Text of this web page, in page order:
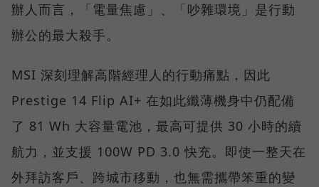
辦人而言，「電量焦慮」、「吵雜環境」是行動
辦公的最大殺手。
MSI 深刻理解高階經理人的行動痛點，因此
Prestige 14 Flip AI+ 在如此纖薄機身中仍配備
了 81 Wh 大容量電池，最高可提供 30 小時的續
航力，並支援 100W PD 3.0 快充。即使一整天在
外拜訪客戶、跨城市移動，也無需攜帶笨重的變